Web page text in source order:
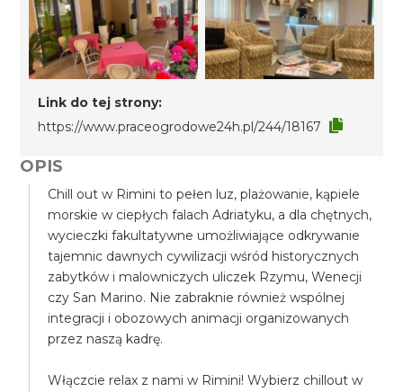
Link do tej strony:
https://www.praceogrodowe24h.pl/244/18167
OPIS
Chill out w Rimini to pełen luz, plażowanie, kąpiele
morskie w ciepłych falach Adriatyku, a dla chętnych,
wycieczki fakultatywne umożliwiające odkrywanie
tajemnic dawnych cywilizacji wśród historycznych
zabytków i malowniczych uliczek Rzymu, Wenecji
czy San Marino. Nie zabraknie również wspólnej
integracji i obozowych animacji organizowanych
przez naszą kadrę.
Włączcie relax z nami w Rimini! Wybierz chillout w